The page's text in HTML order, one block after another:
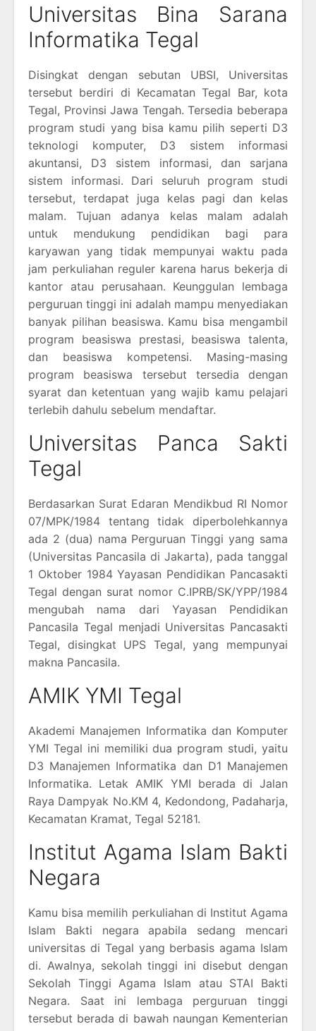
Universitas Bina Sarana
Informatika Tegal
Disingkat dengan sebutan UBSI, Universitas
tersebut berdiri di Kecamatan Tegal Bar, kota
Tegal, Provinsi Jawa Tengah. Tersedia beberapa
program studi yang bisa kamu pilih seperti D3
teknologi komputer, D3 sistem informasi
akuntansi, D3 sistem informasi, dan sarjana
sistem informasi. Dari seluruh program studi
tersebut, terdapat juga kelas pagi dan kelas
malam. Tujuan adanya kelas malam adalah
untuk mendukung pendidikan bagi para
karyawan yang tidak mempunyai waktu pada
jam perkuliahan reguler karena harus bekerja di
kantor atau perusahaan. Keunggulan lembaga
perguruan tinggi ini adalah mampu menyediakan
banyak pilihan beasiswa. Kamu bisa mengambil
program beasiswa prestasi, beasiswa talenta,
dan beasiswa kompetensi. Masing-masing
program beasiswa tersebut tersedia dengan
syarat dan ketentuan yang wajib kamu pelajari
terlebih dahulu sebelum mendaftar.
Universitas Panca Sakti
Tegal
Berdasarkan Surat Edaran Mendikbud RI Nomor
07/MPK/1984 tentang tidak diperbolehkannya
ada 2 (dua) nama Perguruan Tinggi yang sama
(Universitas Pancasila di Jakarta), pada tanggal
1 Oktober 1984 Yayasan Pendidikan Pancasakti
Tegal dengan surat nomor C.IPRB/SK/YPP/1984
mengubah nama dari Yayasan Pendidikan
Pancasila Tegal menjadi Universitas Pancasakti
Tegal, disingkat UPS Tegal, yang mempunyai
makna Pancasila.
AMIK YMI Tegal
Akademi Manajemen Informatika dan Komputer
YMI Tegal ini memiliki dua program studi, yaitu
D3 Manajemen Informatika dan D1 Manajemen
Informatika. Letak AMIK YMI berada di Jalan
Raya Dampyak No.KM 4, Kedondong, Padaharja,
Kecamatan Kramat, Tegal 52181.
Institut Agama Islam Bakti
Negara
Kamu bisa memilih perkuliahan di Institut Agama
Islam Bakti negara apabila sedang mencari
universitas di Tegal yang berbasis agama Islam
di. Awalnya, sekolah tinggi ini disebut dengan
Sekolah Tinggi Agama Islam atau STAI Bakti
Negara. Saat ini lembaga perguruan tinggi
tersebut berada di bawah naungan Kementerian